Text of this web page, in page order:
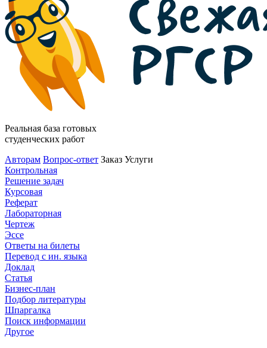
Реальная база готовых
студенческих работ
Авторам Вопрос-ответ Заказ Услуги
Контрольная
Решение задач
Курсовая
Реферат
Лабораторная
Чертеж
Эссе
Ответы на билеты
Перевод с ин. языка
Доклад
Статья
Бизнес-план
Подбор литературы
Шпаргалка
Поиск информации
Другое